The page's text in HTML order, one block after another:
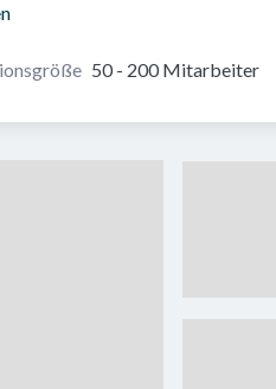
50 - 200 Mitarbeiter